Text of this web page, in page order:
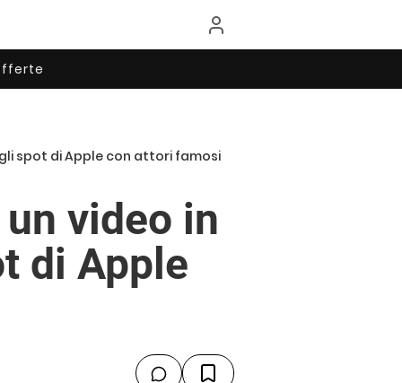
spot di Apple con attori famosi
video in
di Apple